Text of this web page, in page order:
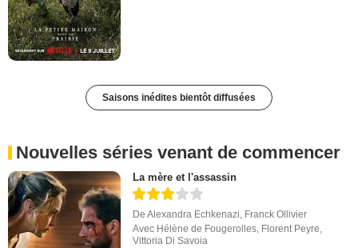
Saisons inédites bientôt diffusées
Nouvelles séries venant de commencer
La mère et l'assassin
DeAlexandra Echkenazi, Franck Ollivier
Avec Hélène de Fougerolles, Florent Peyre,
Vittoria Di Savoia